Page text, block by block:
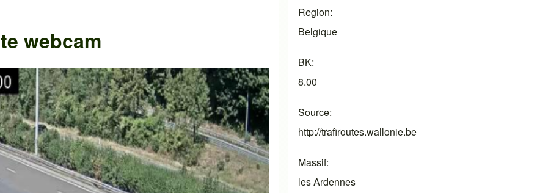
webcam
Region
Belgique
BK
8.00
Source
http://trafiroutes.wallonie.be
Massif
les Ardennes